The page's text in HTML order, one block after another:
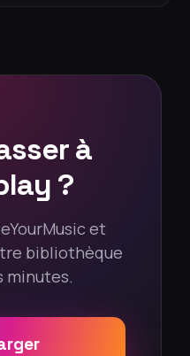
à
?
et
bibliothèque
minutes.